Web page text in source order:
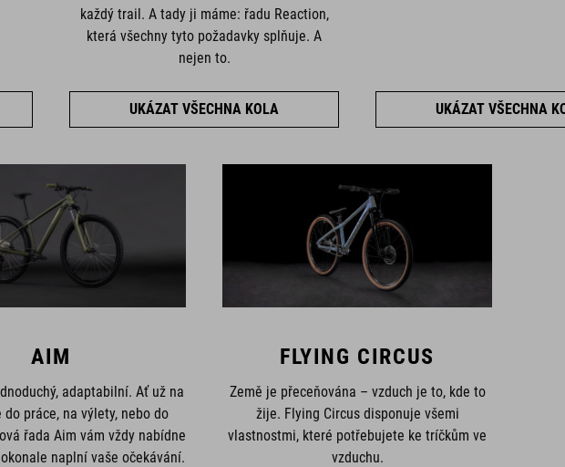
která všechny tyto požadavky splňuje. A
nejen to.
UKÁZAT VŠECHNA KOLA UKÁZAT VŠECHNA
AIM
adaptabilní. Ať už na
práce, na výlety, nebo do
řada Aim vám vždy nabídne
naplní vaše očekávání.
FLYING CIRCUS
žije. Flying Circus disponuje všemi
vlastnostmi, které potřebujete ke tríčkům ve
vzduchu.